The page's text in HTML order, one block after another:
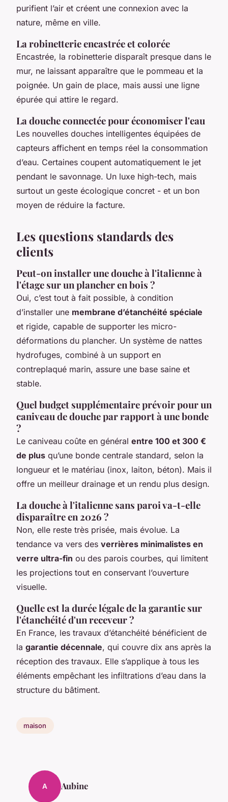
purifient l’air et créent une connexion avec la
nature, même en ville.
La robinetterie encastrée et colorée
Encastrée, la robinetterie disparaît presque dans le
mur, ne laissant apparaître que le pommeau et la
poignée. Un gain de place, mais aussi une ligne
épurée qui attire le regard.
La douche connectée pour économiser l'eau
Les nouvelles douches intelligentes équipées de
capteurs affichent en temps réel la consommation
d’eau. Certaines coupent automatiquement le jet
pendant le savonnage. Un luxe high-tech, mais
surtout un geste écologique concret - et un bon
moyen de réduire la facture.
Les questions standards des
clients
Peut-on installer une douche à l'italienne à
l'étage sur un plancher en bois ?
Oui, c’est tout à fait possible, à condition
d’installer une membrane d’étanchéité spéciale
et rigide, capable de supporter les micro-
déformations du plancher. Un système de nattes
hydrofuges, combiné à un support en
contreplaqué marin, assure une base saine et
stable.
Quel budget supplémentaire prévoir pour un
caniveau de douche par rapport à une bonde
?
Le caniveau coûte en général entre 100 et 300 €
de plus qu’une bonde centrale standard, selon la
longueur et le matériau (inox, laiton, béton). Mais il
offre un meilleur drainage et un rendu plus design.
La douche à l'italienne sans paroi va-t-elle
disparaître en 2026 ?
Non, elle reste très prisée, mais évolue. La
tendance va vers des verrières minimalistes en
verre ultra-fin ou des parois courbes, qui limitent
les projections tout en conservant l’ouverture
visuelle.
Quelle est la durée légale de la garantie sur
l'étanchéité d'un receveur ?
En France, les travaux d’étanchéité bénéficient de
la garantie décennale, qui couvre dix ans après la
réception des travaux. Elle s’applique à tous les
éléments empêchant les infiltrations d’eau dans la
structure du bâtiment.
maison
A Aubine